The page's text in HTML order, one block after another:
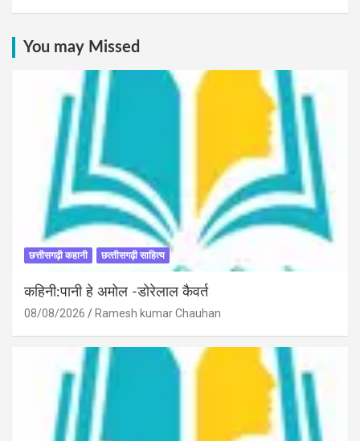
You may Missed
छत्तीसगढ़ी कहानी छत्‍तीसगढ़ी साहित्‍य
कहिनी:पानी हे अमोल -डोरेलाल कैवर्त
08/08/2026 Ramesh kumar Chauhan